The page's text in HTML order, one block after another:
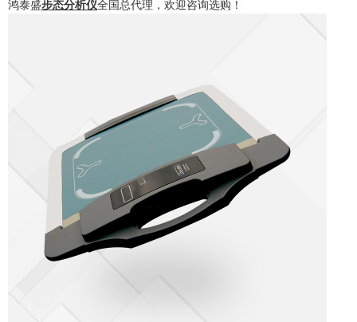
鸿泰盛步态分析仪全国总代理，欢迎咨询选购！